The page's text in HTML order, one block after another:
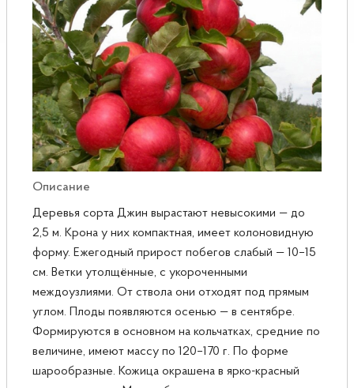
НОВИНКА Английские и Японские розы
Саженцы плодовые
Сирень
Описание
Деревья сорта Джин вырастают невысокими — до
2,5 м. Крона у них компактная, имеет колоновидную
форму. Ежегодный прирост побегов слабый — 10–15
см. Ветки утолщённые, с укороченными
междоузлиями. От ствола они отходят под прямым
углом. Плоды появляются осенью — в сентябре.
Формируются в основном на кольчатках, средние по
величине, имеют массу по 120–170 г. По форме
шарообразные. Кожица окрашена в ярко-красный